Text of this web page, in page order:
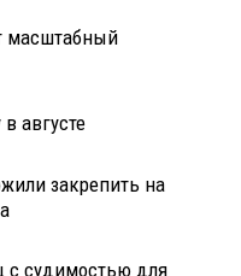
масштабный
августе
закрепить на
с судимостью для